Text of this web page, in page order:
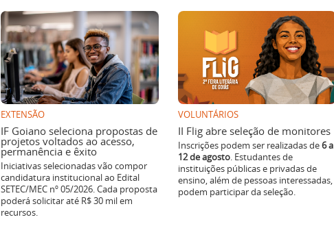
EXTENSÃO
IF Goiano seleciona propostas de
projetos voltados ao acesso,
permanência e êxito
Iniciativas selecionadas vão compor
candidatura institucional ao Edital
SETEC/MEC nº 05/2026. Cada proposta
poderá solicitar até R$ 30 mil em
recursos.
VOLUNTÁRIOS
II Flig abre seleção de monitores
Inscrições podem ser realizadas de6 a
12 de agosto. Estudantes de
instituições públicas e privadas de
ensino, além de pessoas interessadas,
podem participar da seleção.